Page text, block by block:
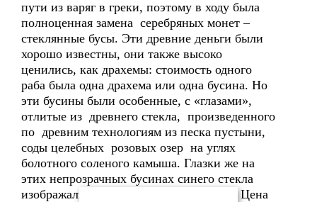
пути из варяг в греки, поэтому в ходу была
полноценная замена серебряных монет –
стеклянные бусы. Эти древние деньги были
хорошо известны, они также высоко
ценились, как драхемы: стоимость одного
раба была одна драхема или одна бусина. Но
эти бусины были особенные, с «глазами»,
отлитые из древнего стекла, произведенного
по древним технологиям из песка пустыни,
соды целебных розовых озер на углях
болотного соленого камыша. Глазки же на
этих непрозрачных бусинах синего стекла
изображали всевидящее око бога Гора. Цена